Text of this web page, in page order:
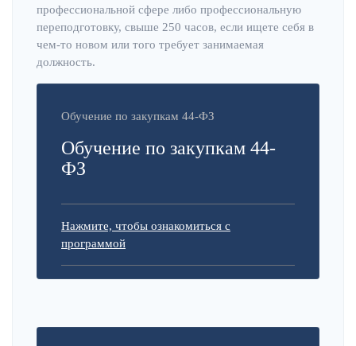
профессиональной сфере либо профессиональную
переподготовку, свыше 250 часов, если ищете себя в
чем-то новом или того требует занимаемая
должность.
Обучение по закупкам 44-ФЗ
Обучение по закупкам 44-
ФЗ
Нажмите, чтобы ознакомиться с
программой